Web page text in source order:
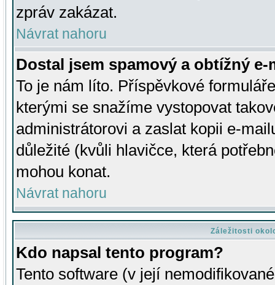
zpráv zakázat.
Návrat nahoru
Dostal jsem spamový a obtížný
To je nám líto. Příspěvkové
kterými se snažíme vystopovat
administrátorovi a zaslat kopii e-
důležité (kvůli hlavičce, která
mohou konat.
Návrat nahoru
Záležitosti
Kdo napsal tento program?
Tento software (v její